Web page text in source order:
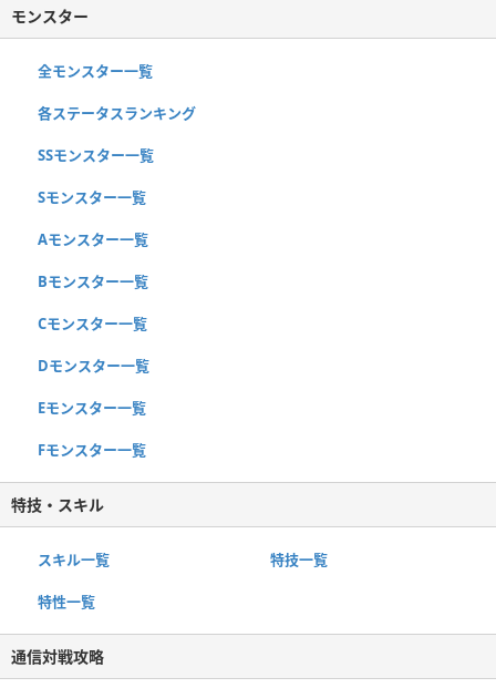
モンスター
全モンスター一覧
各ステータスランキング
SSモンスター一覧
Sモンスター一覧
Aモンスター一覧
Bモンスター一覧
Cモンスター一覧
Dモンスター一覧
Eモンスター一覧
Fモンスター一覧
特技・スキル
スキル一覧 特技一覧
特性一覧
通信対戦攻略